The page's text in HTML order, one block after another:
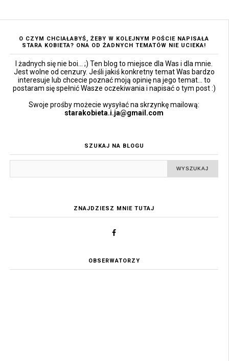
O CZYM CHCIAŁABYŚ, ŻEBY W KOLEJNYM POŚCIE NAPISAŁA
STARA KOBIETA? ONA OD ŻADNYCH TEMATÓW NIE UCIEKA!
I żadnych się nie boi... ;) Ten blog to miejsce dla Was i dla mnie.
Jest wolne od cenzury. Jeśli jakiś konkretny temat Was bardzo
interesuje lub chcecie poznać moją opinię na jego temat... to
postaram się spełnić Wasze oczekiwania i napisać o tym post :)
Swoje prośby możecie wysyłać na skrzynkę mailową:
starakobieta.i.ja@gmail.com
SZUKAJ NA BLOGU
ZNAJDZIESZ MNIE TUTAJ
OBSERWATORZY